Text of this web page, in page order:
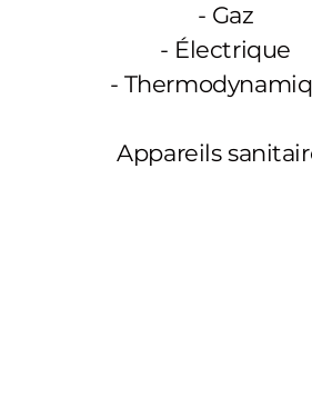
- Gaz
- Électrique
-
Appareils